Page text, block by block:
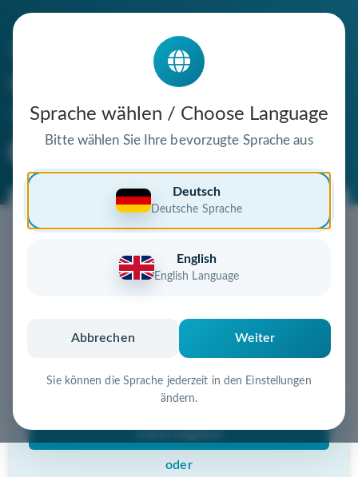
Sprache wählen / Choose Language
Bitte wählen Sie Ihre bevorzugte Sprache aus
Deutsch
Deutsche Sprache
English
English Language
Abbrechen Weiter
Sie können die Sprache jederzeit in den Einstellungen
ändern.
appartementhaus-senne.de
steht zum Verkauf
Jetzt diese Wunschdomain
Diese Domain könnte schon bald Ihnen gehören!
Schnell, sicher und unkompliziert zur eigenen
Gebot abgeben
oder